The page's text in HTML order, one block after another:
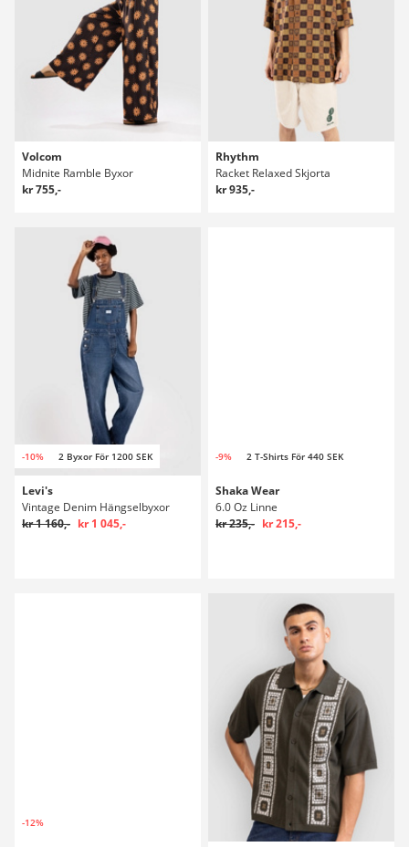
Volcom
Midnite Ramble Byxor
kr 755,-
Rhythm
Racket Relaxed Skjorta
kr 935,-
-10% 2 Byxor För 1200 SEK
Levi's
Vintage Denim Hängselbyxor
kr 1 160,- kr 1 045,-
-9% 2 T-Shirts För 440 SEK
Shaka Wear
6.0 Oz Linne
kr 235,- kr 215,-
-12%